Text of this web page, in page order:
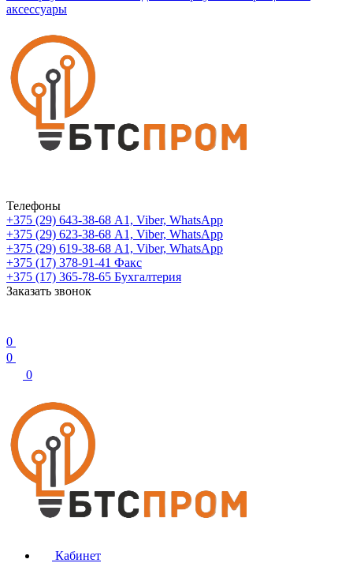
аксессуары
Телефоны
+375 (29) 643-38-68 А1, Viber, WhatsApp
+375 (29) 623-38-68 А1, Viber, WhatsApp
+375 (29) 619-38-68 А1, Viber, WhatsApp
+375 (17) 378-91-41 Факс
+375 (17) 365-78-65 Бухгалтерия
Заказать звонок
0
0
0
Кабинет